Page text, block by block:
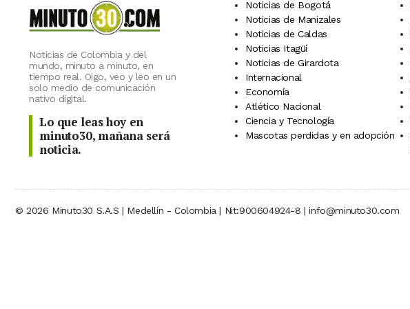
Noticias de Colombia y del
mundo, minuto a minuto, en
tiempo real. Oigo, veo y leo en un
solo medio de comunicación
nativo digital.
Lo que leas hoy en
minuto30, mañana será
noticia.
Noticias de Bogotá
Noticias de Manizales
Noticias de Caldas
Noticias Itagüí
Noticias de Girardota
Internacional
Economía
Atlético Nacional
Ciencia y Tecnología
Mascotas perdidas y en adopción
© 2026 Minuto30 S.A.S | Medellín - Colombia | Nit:900604924-8 | info@minuto30.com